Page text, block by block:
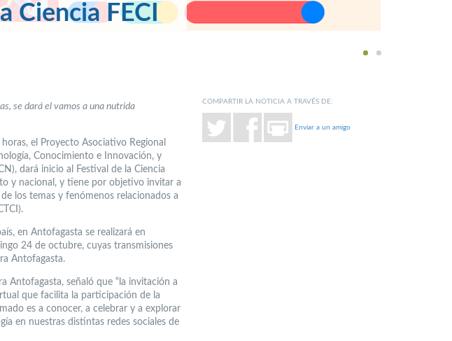
1 2
Ciencia FECI
se dará el vamos a una nutrida
el Proyecto Asociativo Regional
Conocimiento e Innovación, y
dará inicio al Festival de la Ciencia
y nacional, y tiene por objetivo invitar a
los temas y fenómenos relacionados a
en Antofagasta se realizará en
24 de octubre, cuyas transmisiones
Antofagasta.
Antofagasta, señaló que “la invitación a
que facilita la participación de la
es a conocer, a celebrar y a explorar
en nuestras distintas redes sociales de
COMPARTIR LA NOTICIA A TRAVÉS DE:
Enviar a un amigo